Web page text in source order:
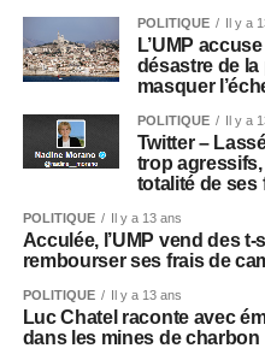
POLITIQUE Il y a
L’UMP
désastre de
masquer
POLITIQUE Il y a
Twitter –
trop
totalité de ses
POLITIQUE Il y a 13 ans
Acculée, l’UMP vend des
rembourser ses frais de
POLITIQUE Il y a 13 ans
Luc Chatel raconte avec
dans les mines de charbon